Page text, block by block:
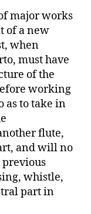
major works
of a new
when
must have
of the
working
as to take in
flute,
and will no
previous
whistle,
part in